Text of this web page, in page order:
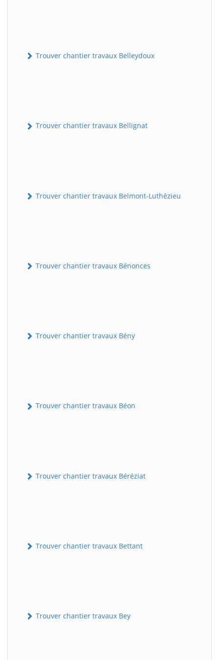
Trouver chantier travaux Belleydoux
Trouver chantier travaux Bellignat
Trouver chantier travaux Belmont-Luthézieu
Trouver chantier travaux Bénonces
Trouver chantier travaux Bény
Trouver chantier travaux Béon
Trouver chantier travaux Béréziat
Trouver chantier travaux Bettant
Trouver chantier travaux Bey